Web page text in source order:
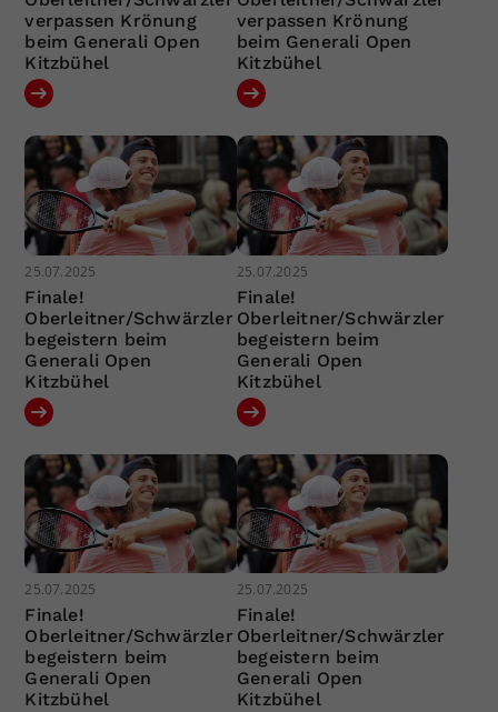
verpassen Krönung
beim Generali Open
Kitzbühel
verpassen Krönung
beim Generali Open
Kitzbühel
25.07.2025
Finale!
Oberleitner/Schwärzler
begeistern beim
Generali Open
Kitzbühel
25.07.2025
Finale!
Oberleitner/Schwärzler
begeistern beim
Generali Open
Kitzbühel
25.07.2025
Finale!
Oberleitner/Schwärzler
begeistern beim
Generali Open
Kitzbühel
25.07.2025
Finale!
Oberleitner/Schwärzler
begeistern beim
Generali Open
Kitzbühel